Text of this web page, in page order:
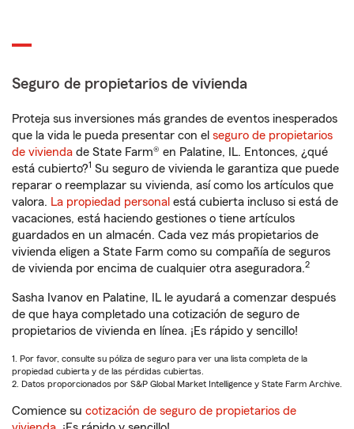
Seguro de propietarios de vivienda
Proteja sus inversiones más grandes de eventos inesperados
que la vida le pueda presentar con el seguro de propietarios
de vivienda de State Farm® en Palatine, IL. Entonces, ¿qué
está cubierto?1 Su seguro de vivienda le garantiza que puede
reparar o reemplazar su vivienda, así como los artículos que
valora. La propiedad personal está cubierta incluso si está de
vacaciones, está haciendo gestiones o tiene artículos
guardados en un almacén. Cada vez más propietarios de
vivienda eligen a State Farm como su compañía de seguros
de vivienda por encima de cualquier otra aseguradora.2
Sasha Ivanov en Palatine, IL le ayudará a comenzar después
de que haya completado una cotización de seguro de
propietarios de vivienda en línea. ¡Es rápido y sencillo!
1. Por favor, consulte su póliza de seguro para ver una lista completa de la
propiedad cubierta y de las pérdidas cubiertas.
2. Datos proporcionados por S&P Global Market Intelligence y State Farm Archive.
Comience su cotización de seguro de propietarios de